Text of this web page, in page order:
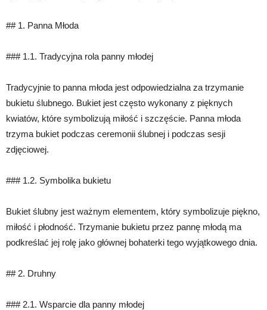
## 1. Panna Młoda
### 1.1. Tradycyjna rola panny młodej
Tradycyjnie to panna młoda jest odpowiedzialna za trzymanie
bukietu ślubnego. Bukiet jest często wykonany z pięknych
kwiatów, które symbolizują miłość i szczęście. Panna młoda
trzyma bukiet podczas ceremonii ślubnej i podczas sesji
zdjęciowej.
### 1.2. Symbolika bukietu
Bukiet ślubny jest ważnym elementem, który symbolizuje piękno,
miłość i płodność. Trzymanie bukietu przez pannę młodą ma
podkreślać jej rolę jako głównej bohaterki tego wyjątkowego dnia.
## 2. Druhny
### 2.1. Wsparcie dla panny młodej